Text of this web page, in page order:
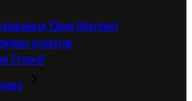
Юрию Никулину
плакатов
Страна!